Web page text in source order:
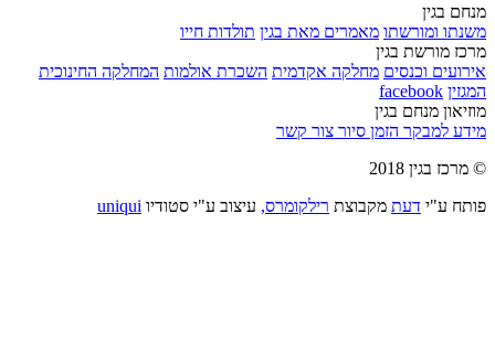
מנחם בגין
משנתו ומורשתו מאמרים מאת בגין תולדות חייו
מרכז מורשת בגין
אירועים וכנסים מחלקה אקדמית השכרת אולמות המחלקה החינוכית
המגזין facebook
מוזיאון מנחם בגין
מידע למבקר הזמן סיור צור קשר
© מרכז בגין 2018
פותח ע"י דעת מקבוצת רילקומרס, עיצוב ע"י סטודיו uniqui